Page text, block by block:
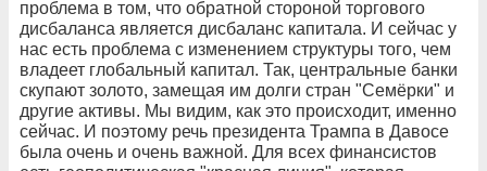
проблема в том, что обратной стороной торгового
дисбаланса является дисбаланс капитала. И сейчас у
нас есть проблема с изменением структуры того, чем
владеет глобальный капитал. Так, центральные банки
скупают золото, замещая им долги стран "Семёрки" и
другие активы. Мы видим, как это происходит, именно
сейчас. И поэтому речь президента Трампа в Давосе
была очень и очень важной. Для всех финансистов